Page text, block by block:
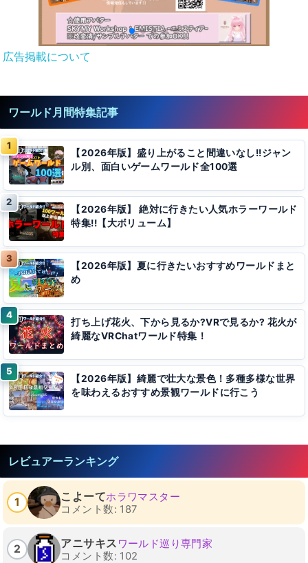
広告掲載について
ワールド月間特集記事
【2026年版】盛り上がること間違いなし!!ジャン
ル別、面白いゲームワールド全100選
【2026年版】 絶対に行きたい人気ホラーワールド
特集!!【大ボリューム】
【2026年版】夏に行きたいおすすめワールドまと
め
打ち上げ花火、下から見るか?VRで見るか? 花火が
綺麗なVRChatワールド特集！
【2026年版】綺麗で壮大な景色！多種多様な世界
を味わえるおすすめ景観ワールドに行こう
レビュアーランキング
1 こよーてホラワマスター
コメント数: 187
2 アニサキス ワールド巡り専門家
コメント数: 102